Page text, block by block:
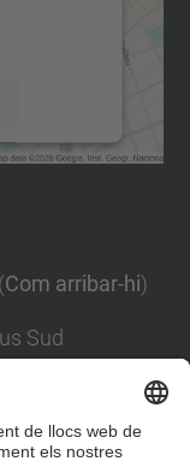
(Com arribar-hi)
Sud